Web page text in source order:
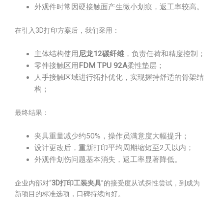
外观件时常因硬接触面产生微小划痕，返工率较高。
在引入3D打印方案后，我们采用：
主体结构使用尼龙12碳纤维 ，负责任荷和精度控制；
零件接触区用 FDM TPU 92A柔性垫层；
人手接触区域进行拓扑优化，实现握持舒适的骨架结
构；
最终结果：
夹具重量减少约50%，操作员满意度大幅提升；
设计更改后，重新打印平均周期缩短至2天以内；
外观件划伤问题基本消失，返工率显著降低。
企业内部对“3D打印工装夹具”的接受度从试探性尝试，到成为
新项目的标准选项，口碑持续向好。